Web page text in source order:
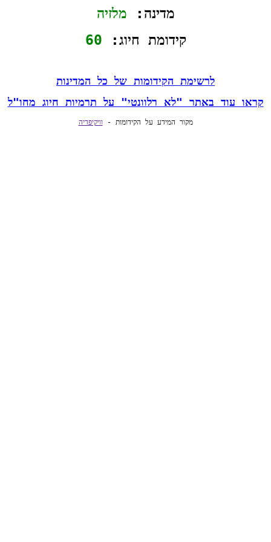
מדינה: מלזיה
קידומת חיוג: 60
לרשימת הקידומות של כל המדינות
קראו עוד באתר "לא רלוונטי" על תרמיות חיוג מחו"ל
מקור המידע על הקידומות - וויקיפדיה